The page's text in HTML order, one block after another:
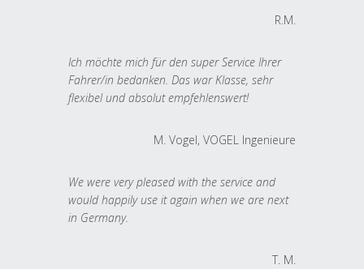
R.M.
Ich möchte mich für den super Service Ihrer
Fahrer/in bedanken. Das war Klasse, sehr
flexibel und absolut empfehlenswert!
M. Vogel, VOGEL Ingenieure
We were very pleased with the service and
would happily use it again when we are next
in Germany.
T. M.